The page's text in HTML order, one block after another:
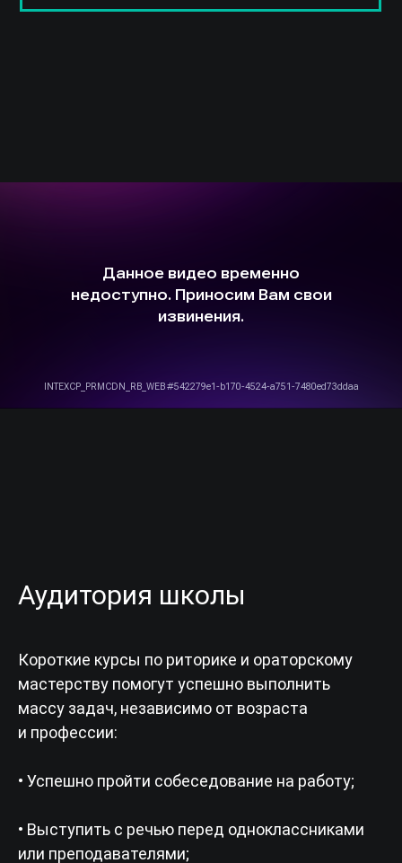
Аудитория школы
Короткие курсы по риторике и ораторскому
мастерству помогут успешно выполнить
массу задач, независимо от возраста
и профессии:
• Успешно пройти собеседование на работу;
• Выступить с речью перед одноклассниками
или преподавателями;